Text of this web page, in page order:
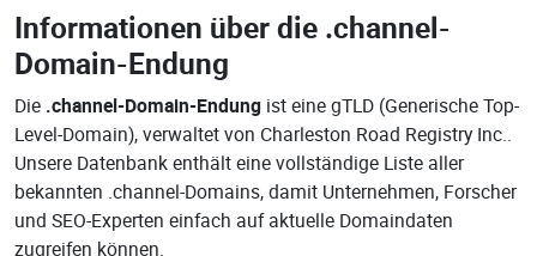
Informationen über die .channel-
Domain-Endung
Die .channel-Domain-Endung ist eine gTLD (Generische Top-
Level-Domain), verwaltet von Charleston Road Registry Inc..
Unsere Datenbank enthält eine vollständige Liste aller
bekannten .channel-Domains, damit Unternehmen, Forscher
und SEO-Experten einfach auf aktuelle Domaindaten
zugreifen können.